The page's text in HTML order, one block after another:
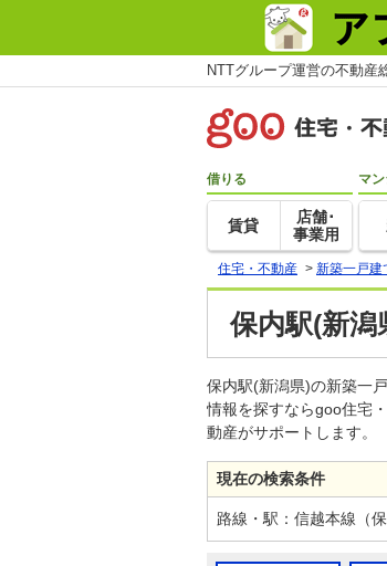
NTTグループ運営の不動産
借りる
賃貸
店舗･
事業用
マ
住宅・不動産 > 新築一戸建
保内駅(新潟
保内駅(新潟県)の新築一
情報を探すならgoo住宅
動産がサポートします。
現在の検索条件
路線・駅：信越本線（保